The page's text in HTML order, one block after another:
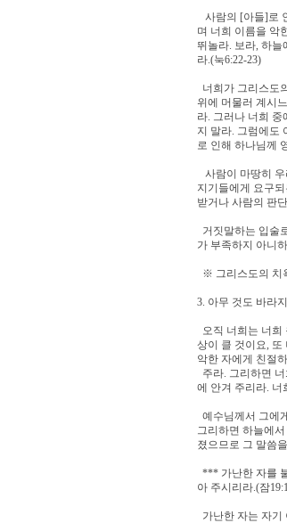
사람의 [아들]로
며 너희 이름을 악
뛰놀라. 보라, 하늘
라.(눅6:22-23)
너희가 그리스도
위에 머물러 계시
라. 그러나 너희
지 말라. 그럼에도
로 인해 하나님께
사람이 마땅히
지기들에게 요구
받거나 사람의 판
거짓말하는 입술
가 부족하지 아니
※ 그리스도의 치
3. 아무 것도 바라
오직 너희는 너희
상이 클 것이요, 또
악한 자에게 친절
주라. 그리하면
에 안겨 주리라. 너
예수님께서 그에
그리하면 하늘에
졌으므로 그 말씀
*** 가난한 자를
아 주시리라.(잠
가난한 자는 자기